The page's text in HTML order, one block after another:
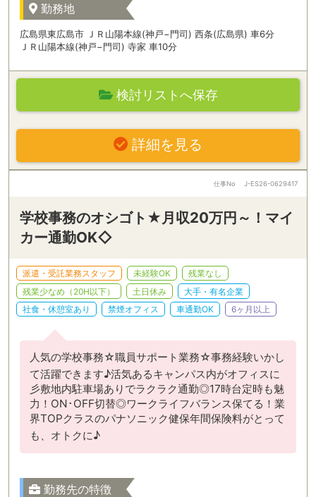
勤務地
広島県東広島市 ＪＲ山陽本線(神戸−門司) 西条(広島県) 車6分
ＪＲ山陽本線(神戸−門司) 寺家 車10分
検討リストへ保存
詳細を見る
仕事No J-ES26-0629417
学校事務のオシゴト★月収20万円～！マイ
カー通勤OK◇
派遣・受託業務スタッフ 未経験OK
残業なし
残業少なめ（20H以下）
土日休み
大手・有名企業
社食・休憩室あり
禁煙オフィス 車通勤OK 6ヶ月以上
人気の学校事務☆職員サポート業務☆事務経験いかし
て活躍できます♪活気あるキャンパス内がオフィスに
彡敷地内駐車場ありでラクラク通勤◎17時台定時も魅
力！ON･OFF切替◎ワークライフバランス保てる！業
界TOPクラスのパナソニック健保年間保険料がとって
も、オトクに♪
勤務先の特徴